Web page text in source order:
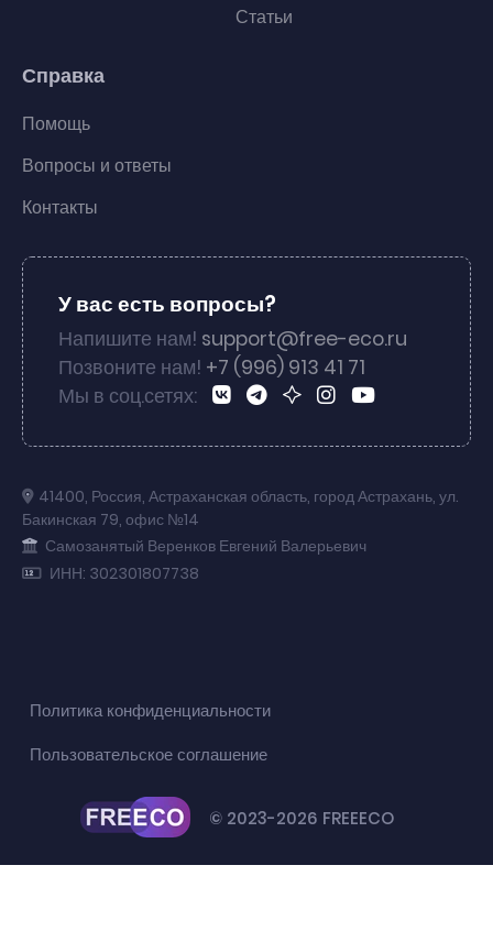
Статьи
Справка
Помощь
Вопросы и ответы
Контакты
У вас есть вопросы?
Напишите нам! support@free-eco.ru
Позвоните нам! +7 (996) 913 41 71
Мы в соц.сетях:
41400, Россия, Астраханская область, город Астрахань, ул.
Бакинская 79, офис №14
Самозанятый Веренков Евгений Валерьевич
ИНН: 302301807738
© 2023-2026 FREEECO
Политика конфиденциальности
Пользовательское соглашение